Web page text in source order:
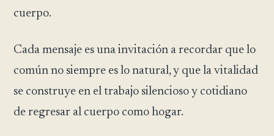
cuerpo.
Cada mensaje es una invitación a recordar que lo
común no siempre es lo natural, y que la vitalidad
se construye en el trabajo silencioso y cotidiano
de regresar al cuerpo como hogar.